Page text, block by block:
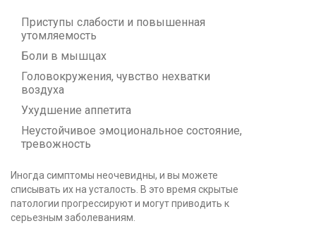
Приступы слабости и повышенная
утомляемость
Боли в мышцах
Головокружения, чувство нехватки
воздуха
Ухудшение аппетита
Неустойчивое эмоциональное состояние,
тревожность
Иногда симптомы неочевидны, и вы можете
списывать их на усталость. В это время скрытые
патологии прогрессируют и могут приводить к
серьезным заболеваниям.